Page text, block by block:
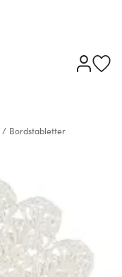
/ Bordstabletter